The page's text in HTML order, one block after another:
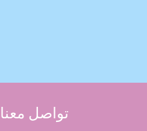
تواصل معنا